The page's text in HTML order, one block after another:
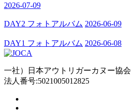
2026-07-09
DAY2 フォトアルバム 2026-06-09
DAY1 フォトアルバム 2026-06-08
一社）日本アウトリガーカヌー協会
法人番号:5021005012825